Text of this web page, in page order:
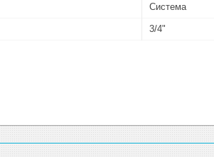
Система
3/4"